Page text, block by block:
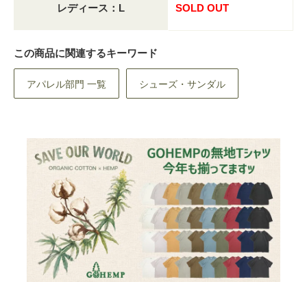
レディース：L SOLD OUT
この商品に関連するキーワード
アパレル部門 一覧 シューズ・サンダル